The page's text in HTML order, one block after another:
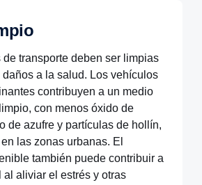
de transporte deben ser limpias
a la salud. Los vehículos
contribuyen a un medio
con menos óxido de
de azufre y partículas de hollín,
las zonas urbanas. El
también puede contribuir a
al aliviar el estrés y otras